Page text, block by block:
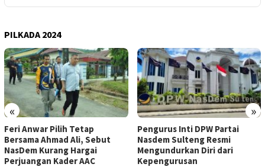
PILKADA 2024
« »
Feri Anwar Pilih Tetap
Bersama Ahmad Ali, Sebut
NasDem Kurang Hargai
Perjuangan Kader AAC
Pengurus Inti DPW Partai
Nasdem Sulteng Resmi
Mengundurkan Diri dari
Kepengurusan